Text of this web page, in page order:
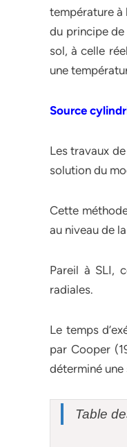
température à
du principe
sol, à celle
une
Source
Les travaux
solution du
Cette
au niveau de
Pareil à SLI,
radiales.
Le temps
par Cooper
déterminé
Table